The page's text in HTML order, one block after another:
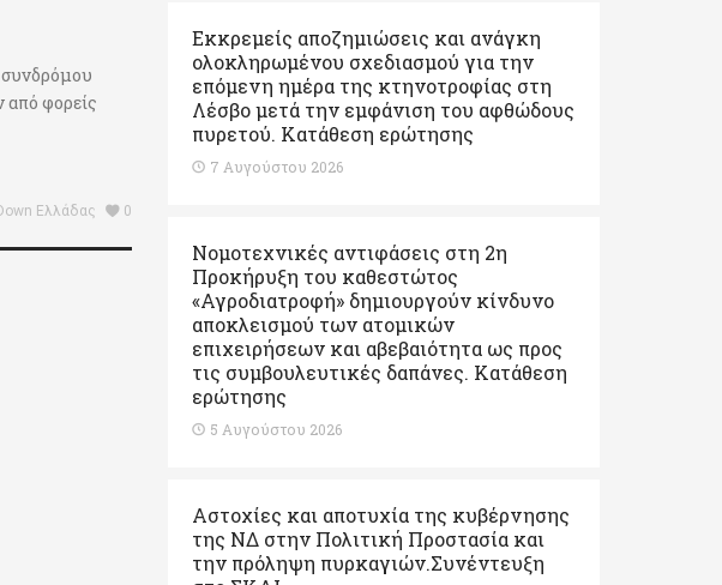
φορείς
Ελλάδας 0
Εκκρεμείς αποζημιώσεις και ανάγκη
ολοκληρωμένου σχεδιασμού για την
επόμενη ημέρα της κτηνοτροφίας στη
Λέσβο μετά την εμφάνιση του αφθώδους
πυρετού. Kατάθεση ερώτησης
7 Αυγούστου 2026
Νομοτεχνικές αντιφάσεις στη 2η
Προκήρυξη του καθεστώτος
«Αγροδιατροφή» δημιουργούν κίνδυνο
αποκλεισμού των ατομικών
επιχειρήσεων και αβεβαιότητα ως προς
τις συμβουλευτικές δαπάνες. Κατάθεση
ερώτησης
5 Αυγούστου 2026
Αστοχίες και αποτυχία της κυβέρνησης
της ΝΔ στην Πολιτική Προστασία και
την πρόληψη πυρκαγιών.Συνέντευξη